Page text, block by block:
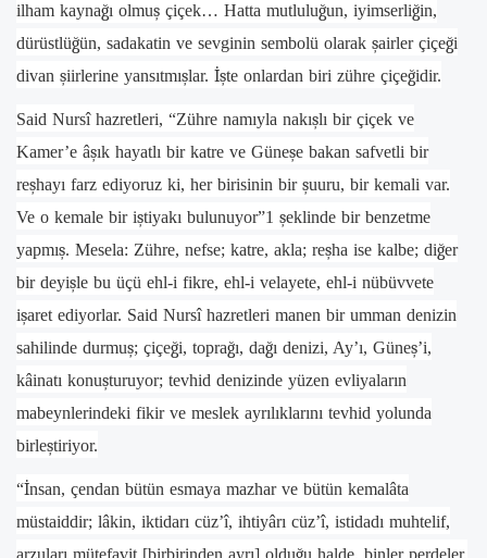
ilham kaynağı olmuş çiçek… Hatta mutluluğun, iyimserliğin,
dürüstlüğün, sadakatin ve sevginin sembolü olarak şairler çiçeği
divan şiirlerine yansıtmışlar. İşte onlardan biri zühre çiçeğidir.
Said Nursî hazretleri, “Zühre namıyla nakışlı bir çiçek ve
Kamer’e âşık hayatlı bir katre ve Güneşe bakan safvetli bir
reşhayı farz ediyoruz ki, her birisinin bir şuuru, bir kemali var.
Ve o kemale bir iştiyakı bulunuyor”1 şeklinde bir benzetme
yapmış. Mesela: Zühre, nefse; katre, akla; reşha ise kalbe; diğer
bir deyişle bu üçü ehl-i fikre, ehl-i velayete, ehl-i nübüvvete
işaret ediyorlar. Said Nursî hazretleri manen bir umman denizin
sahilinde durmuş; çiçeği, toprağı, dağı denizi, Ay’ı, Güneş’i,
kâinatı konuşturuyor; tevhid denizinde yüzen evliyaların
mabeynlerindeki fikir ve meslek ayrılıklarını tevhid yolunda
birleştiriyor.
“İnsan, çendan bütün esmaya mazhar ve bütün kemalâta
müstaiddir; lâkin, iktidarı cüz’î, ihtiyârı cüz’î, istidadı muhtelif,